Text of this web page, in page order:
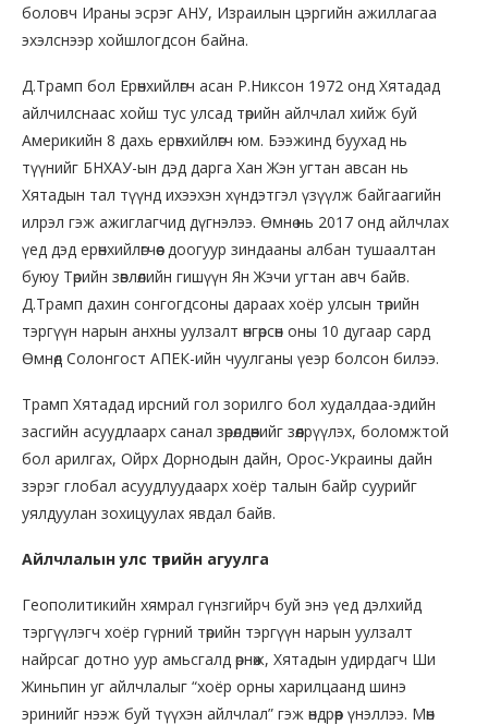
боловч Ираны эсрэг АНУ, Израилын цэргийн ажиллагаа
эхэлснээр хойшлогдсон байна.
Д.Трамп бол Ерөнхийлөгч асан Р.Никсон 1972 онд Хятадад
айлчилснаас хойш тус улсад төрийн айлчлал хийж буй
Америкийн 8 дахь ерөнхийлөгч юм. Бээжинд буухад нь
түүнийг БНХАУ-ын дэд дарга Хан Жэн угтан авсан нь
Хятадын тал түүнд ихээхэн хүндэтгэл үзүүлж байгаагийн
илрэл гэж ажиглагчид дүгнэлээ. Өмнө нь 2017 онд айлчлах
үед дэд ерөнхийлөгчөөс доогуур зиндааны албан тушаалтан
буюу Төрийн зөвлөлийн гишүүн Ян Жэчи угтан авч байв.
Д.Трамп дахин сонгогдсоны дараах хоёр улсын төрийн
тэргүүн нарын анхны уулзалт өнгөрсөн оны 10 дугаар сард
Өмнөд Солонгост АПЕК-ийн чуулганы үеэр болсон билээ.
Трамп Хятадад ирсний гол зорилго бол худалдаа-эдийн
засгийн асуудлаарх санал зөрөлдөөнийг зөөлрүүлэх, боломжтой
бол арилгах, Ойрх Дорнодын дайн, Орос-Украины дайн
зэрэг глобал асуудлуудаарх хоёр талын байр суурийг
уялдуулан зохицуулах явдал байв.
Айлчлалын улс төрийн агуулга
Геополитикийн хямрал гүнзгийрч буй энэ үед дэлхийд
тэргүүлэгч хоёр гүрний төрийн тэргүүн нарын уулзалт
найрсаг дотно уур амьсгалд өрнөж, Хятадын удирдагч Ши
Жиньпин уг айлчлалыг “хоёр орны харилцаанд шинэ
эринийг нээж буй түүхэн айлчлал” гэж өндрөөр үнэллээ. Мөн